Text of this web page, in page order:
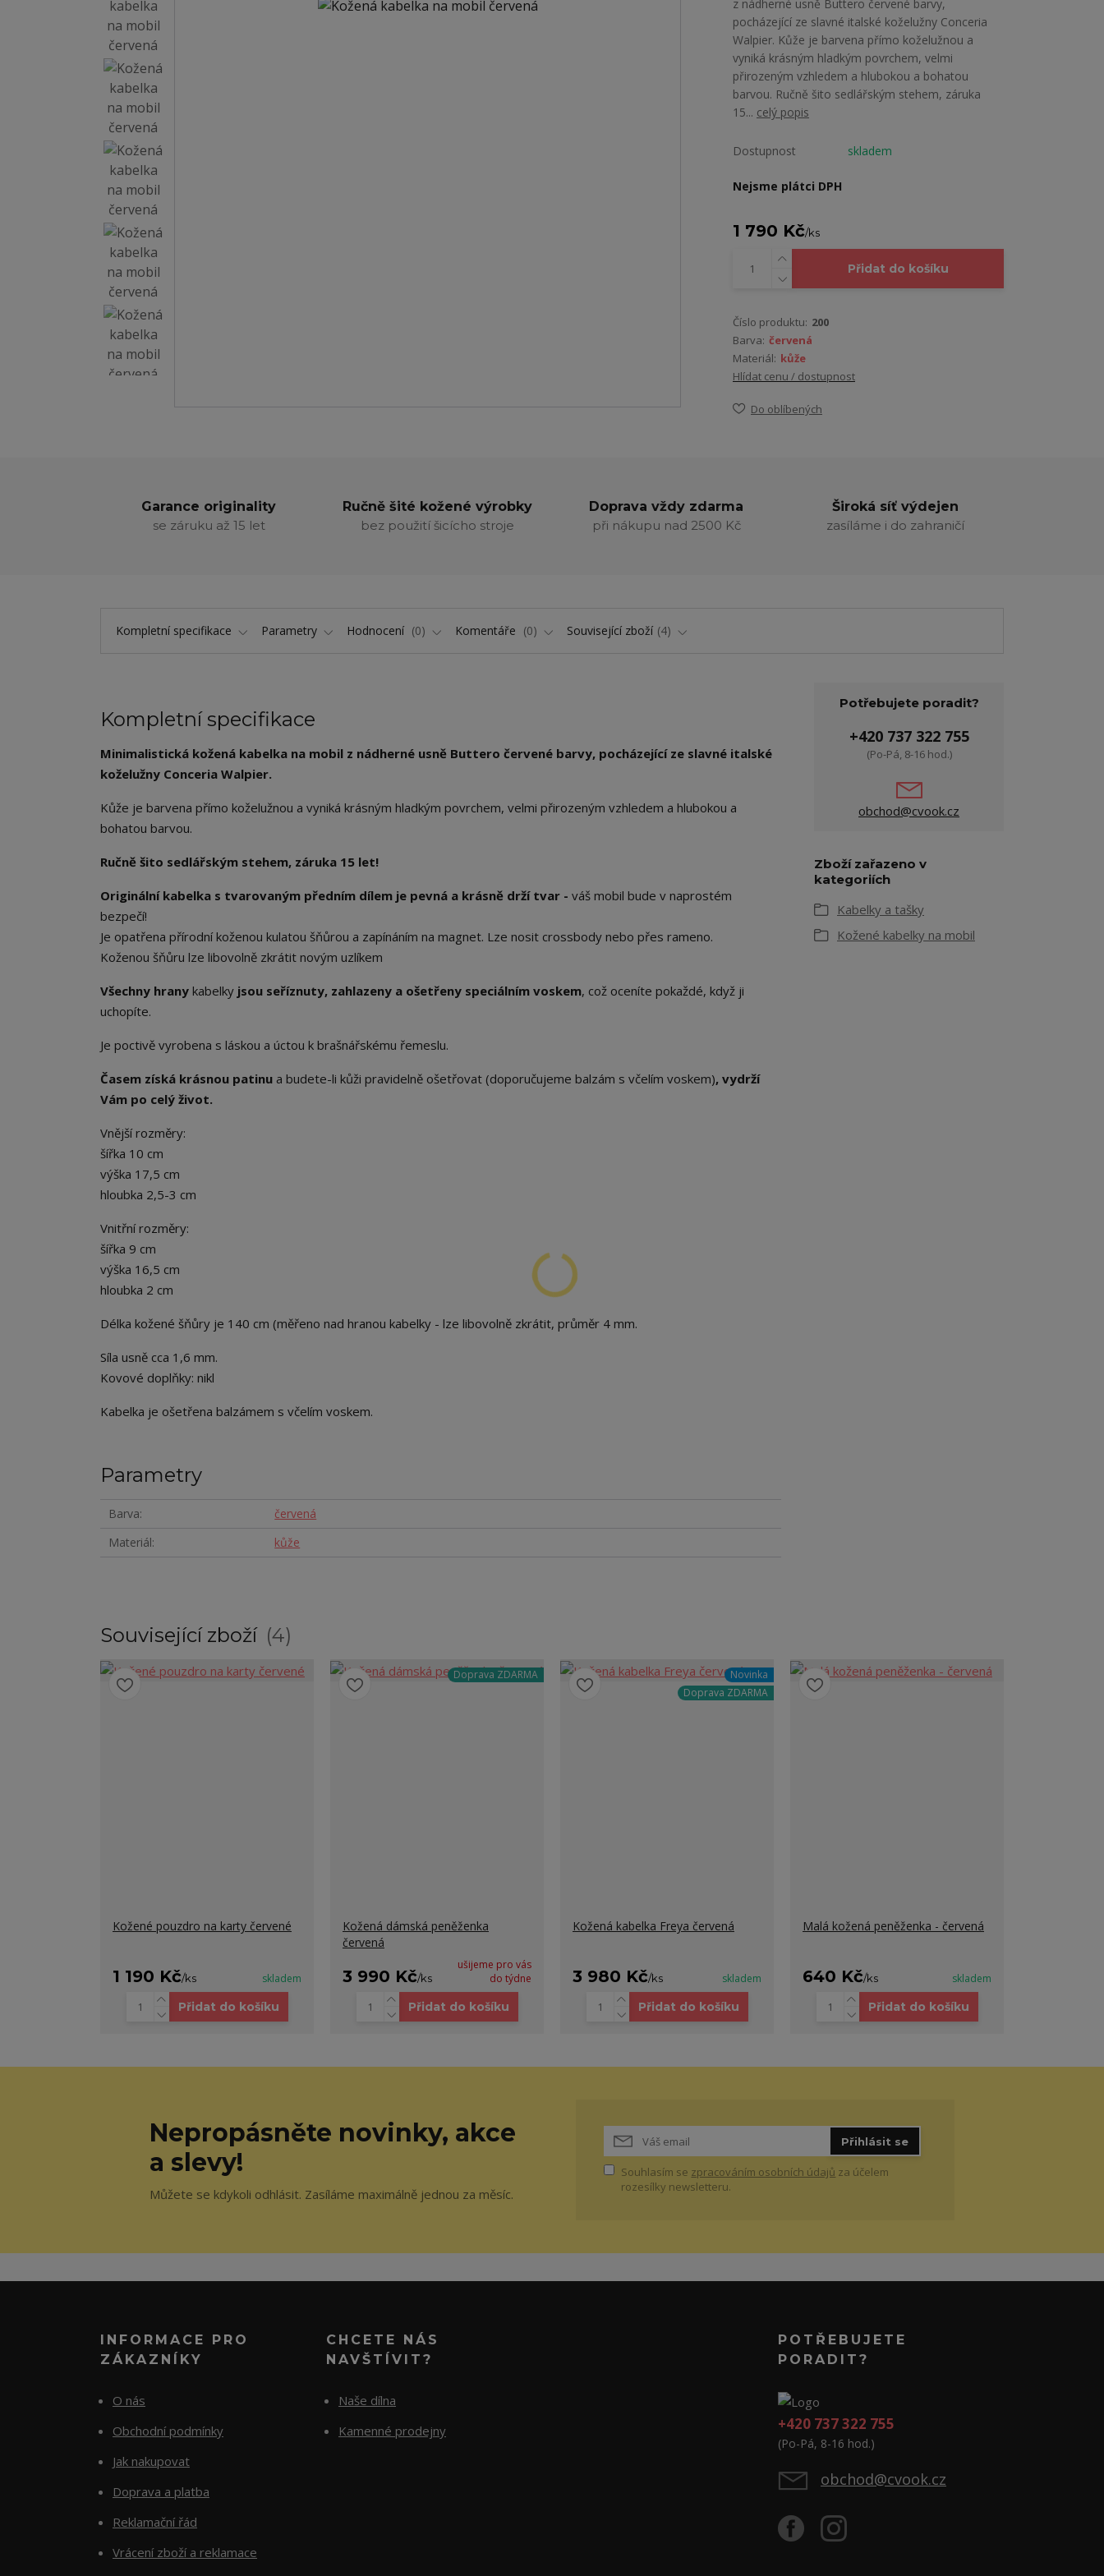
z nádherné usně Buttero červené barvy,
pocházející ze slavné italské koželužny Conceria
Walpier. Kůže je barvena přímo koželužnou a
vyniká krásným hladkým povrchem, velmi
přirozeným vzhledem a hlubokou a bohatou
barvou. Ručně šito sedlářským stehem, záruka
15... celý popis
Dostupnost skladem
Nejsme plátci DPH
1 790 Kč/ks
Přidat do košíku
Číslo produktu: 200
Barva: červená
Materiál: kůže
Hlídat cenu / dostupnost
Do oblíbených
Garance originality
se záruku až 15 let
Ručně šité kožené výrobky
bez použití šicícho stroje
Doprava vždy zdarma
při nákupu nad 2500 Kč
Široká síť výdejen
zasíláme i do zahraničí
Kompletní specifikace Parametry Hodnocení 0 Komentáře 0 Související zboží 4
Kompletní specifikace
Minimalistická kožená kabelka na mobil z nádherné usně Buttero červené barvy, pocházející ze slavné italské
koželužny Conceria Walpier.
Kůže je barvena přímo koželužnou a vyniká krásným hladkým povrchem, velmi přirozeným vzhledem a hlubokou a
bohatou barvou.
Ručně šito sedlářským stehem, záruka 15 let!
Originální kabelka s tvarovaným předním dílem je pevná a krásně drží tvar - váš mobil bude v naprostém
bezpečí!
Je opatřena přírodní koženou kulatou šňůrou a zapínáním na magnet. Lze nosit crossbody nebo přes rameno.
Koženou šňůru lze libovolně zkrátit novým uzlíkem
Všechny hrany kabelky jsou seříznuty, zahlazeny a ošetřeny speciálním voskem, což oceníte pokaždé, když ji
uchopíte.
Je poctivě vyrobena s láskou a úctou k brašnářskému řemeslu.
Časem získá krásnou patinu a budete-li kůži pravidelně ošetřovat (doporučujeme balzám s včelím voskem), vydrží
Vám po celý život.
Vnější rozměry:
šířka 10 cm
výška 17,5 cm
hloubka 2,5-3 cm
Vnitřní rozměry:
šířka 9 cm
výška 16,5 cm
hloubka 2 cm
Délka kožené šňůry je 140 cm (měřeno nad hranou kabelky - lze libovolně zkrátit, průměr 4 mm.
Síla usně cca 1,6 mm.
Kovové doplňky: nikl
Kabelka je ošetřena balzámem s včelím voskem.
Parametry
Barva
červená
Materiál
kůže
Potřebujete poradit?
+420 737 322 755
(Po-Pá, 8-16 hod.)
obchod@cvook.cz
Zboží zařazeno v
kategoriích
Kabelky a tašky
Kožené kabelky na mobil
Související zboží 4
Kožené pouzdro na karty červené
1 190 Kč/ks skladem
Přidat do košíku
Doprava ZDARMA
Kožená dámská peněženka
červená
3 990 Kč/ks
ušijeme pro vás
do týdne
Přidat do košíku
Novinka
Doprava ZDARMA
Kožená kabelka Freya červená
3 980 Kč/ks skladem
Přidat do košíku
Malá kožená peněženka - červená
640 Kč/ks skladem
Přidat do košíku
Nepropásněte novinky, akce
a slevy!
Můžete se kdykoli odhlásit. Zasíláme maximálně jednou za měsíc.
Přihlásit se
Souhlasím se zpracováním osobních údajů za účelem
rozesílky newsletteru.
INFORMACE PRO
ZÁKAZNÍKY
O nás
Obchodní podmínky
Jak nakupovat
Doprava a platba
Reklamační řád
Vrácení zboží a reklamace
CHCETE NÁS
NAVŠTÍVIT?
Naše dílna
Kamenné prodejny
POTŘEBUJETE
PORADIT?
+420 737 322 755
(Po-Pá, 8-16 hod.)
obchod@cvook.cz